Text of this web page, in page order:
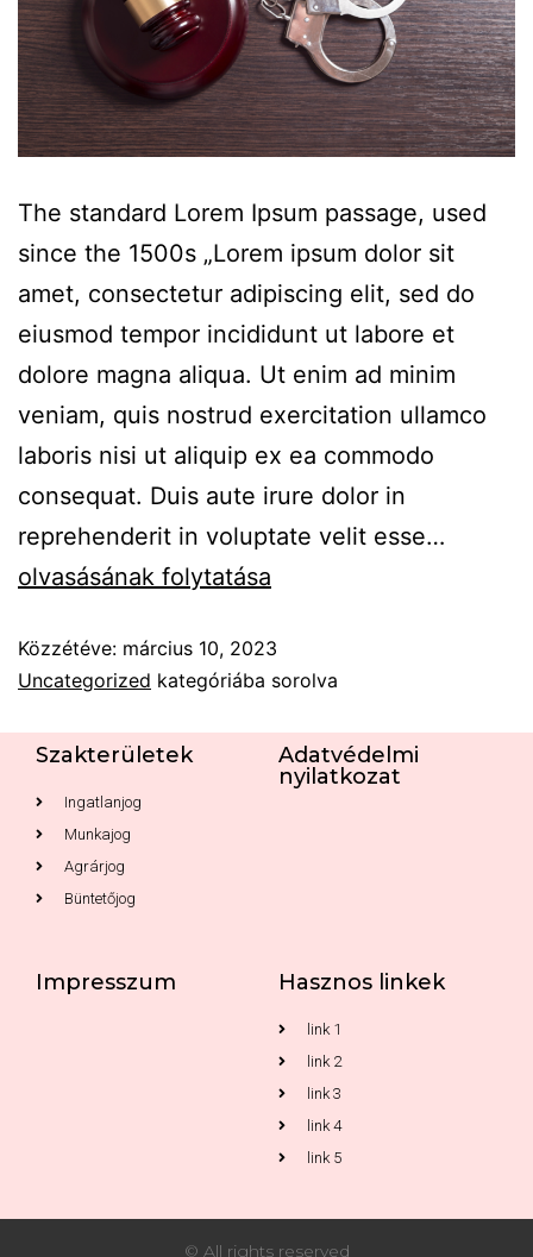
The standard Lorem Ipsum passage, used
since the 1500s „Lorem ipsum dolor sit
amet, consectetur adipiscing elit, sed do
eiusmod tempor incididunt ut labore et
dolore magna aliqua. Ut enim ad minim
veniam, quis nostrud exercitation ullamco
laboris nisi ut aliquip ex ea commodo
consequat. Duis aute irure dolor in
reprehenderit in voluptate velit esse…
olvasásának folytatása
Közzétéve: március 10, 2023
Uncategorized kategóriába sorolva
Szakterületek
Ingatlanjog
Munkajog
Agrárjog
Büntetőjog
Adatvédelmi
nyilatkozat
Impresszum Hasznos linkek
link 1
link 2
link 3
link 4
link 5
© All rights reserved